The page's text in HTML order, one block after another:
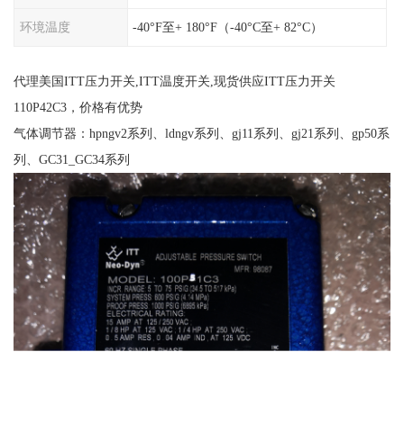
环境温度 -40°F至+ 180°F（-40°C至+ 82°C）
代理美国ITT压力开关,ITT温度开关,现货供应ITT压力开关
110P42C3，价格有优势
气体调节器：hpngv2系列、ldngv系列、gj11系列、gj21系列、gp50系
列、GC31_GC34系列